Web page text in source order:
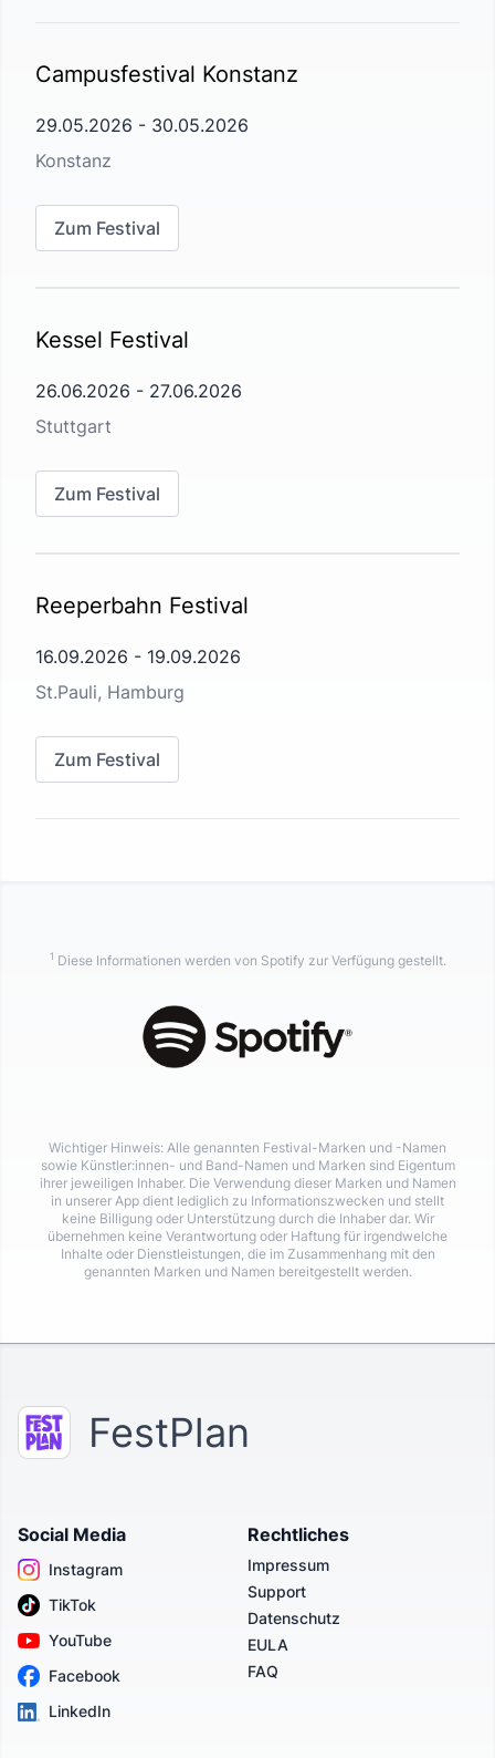
Campusfestival Konstanz
29.05.2026 - 30.05.2026
Konstanz
Zum Festival
Kessel Festival
26.06.2026 - 27.06.2026
Stuttgart
Zum Festival
Reeperbahn Festival
16.09.2026 - 19.09.2026
St.Pauli, Hamburg
Zum Festival
1 Diese Informationen werden von Spotify zur Verfügung gestellt.
Wichtiger Hinweis: Alle genannten Festival-Marken und -Namen
sowie Künstler:innen- und Band-Namen und Marken sind Eigentum
ihrer jeweiligen Inhaber. Die Verwendung dieser Marken und Namen
in unserer App dient lediglich zu Informationszwecken und stellt
keine Billigung oder Unterstützung durch die Inhaber dar. Wir
übernehmen keine Verantwortung oder Haftung für irgendwelche
Inhalte oder Dienstleistungen, die im Zusammenhang mit den
genannten Marken und Namen bereitgestellt werden.
FestPlan
Social Media
Instagram
TikTok
YouTube
Facebook
LinkedIn
Rechtliches
Impressum
Support
Datenschutz
EULA
FAQ